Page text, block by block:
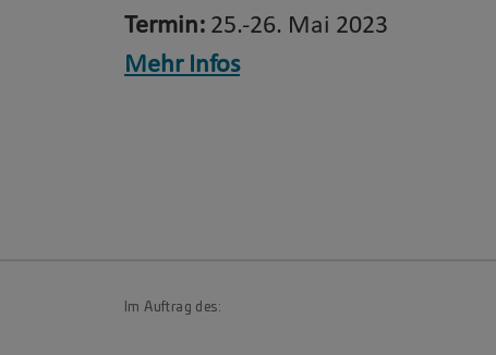
Termin: 25.-26. Mai 2023
Mehr Infos
Im Auftrag des: